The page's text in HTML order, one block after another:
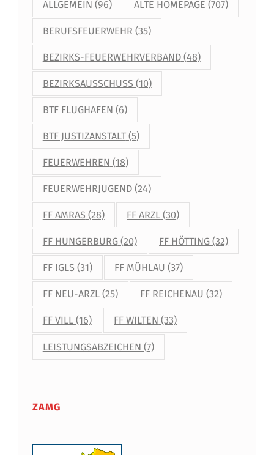
ALLGEMEIN (96) ALTE HOMEPAGE (707)
BERUFSFEUERWEHR (35)
BEZIRKS-FEUERWEHRVERBAND(48)
BEZIRKSAUSSCHUSS (10)
BTF FLUGHAFEN (6)
BTF JUSTIZANSTALT(5)
FEUERWEHREN (18)
FEUERWEHRJUGEND(24)
FF AMRAS (28) FF ARZL (30)
FF HUNGERBURG(20) FF HÖTTING (32)
FF IGLS (31) FF MÜHLAU (37)
FF NEU-ARZL(25) FF REICHENAU (32)
FF VILL(16) FF WILTEN (33)
LEISTUNGSABZEICHEN (7)
ZAMG